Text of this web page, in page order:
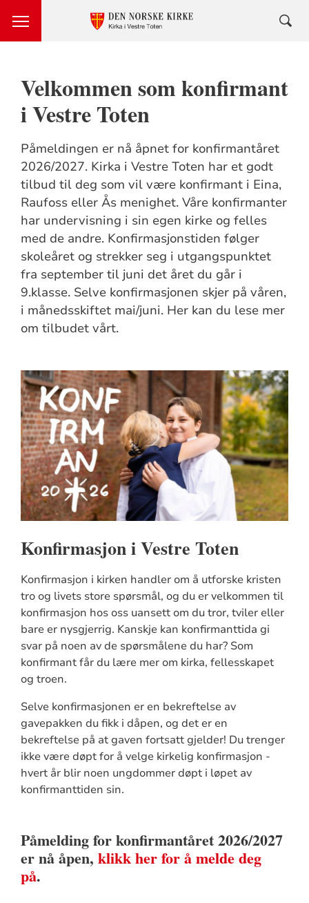
Velkommen som konfirmant
i Vestre Toten
Påmeldingen er nå åpnet for konfirmantåret
2026/2027. Kirka i Vestre Toten har et godt
tilbud til deg som vil være konfirmant i Eina,
Raufoss eller Ås menighet. Våre konfirmanter
har undervisning i sin egen kirke og felles
med de andre. Konfirmasjonstiden følger
skoleåret og strekker seg i utgangspunktet
fra september til juni det året du går i
9.klasse. Selve konfirmasjonen skjer på våren,
i månedsskiftet mai/juni. Her kan du lese mer
om tilbudet vårt.
Konfirmasjon i Vestre Toten
Konfirmasjon i kirken handler om å utforske kristen
tro og livets store spørsmål, og du er velkommen til
konfirmasjon hos oss uansett om du tror, tviler eller
bare er nysgjerrig. Kanskje kan konfirmanttida gi
svar på noen av de spørsmålene du har? Som
konfirmant får du lære mer om kirka, fellesskapet
og troen.
Selve konfirmasjonen er en bekreftelse av
gavepakken du fikk i dåpen, og det er en
bekreftelse på at gaven fortsatt gjelder! Du trenger
ikke være døpt for å velge kirkelig konfirmasjon -
hvert år blir noen ungdommer døpt i løpet av
konfirmanttiden sin.
Påmelding for konfirmantåret 2026/2027
er nå åpen, klikk her for å melde deg
på.